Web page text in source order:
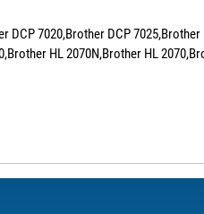
DCP 7020,Brother DCP
HL 2070N,Brother HL